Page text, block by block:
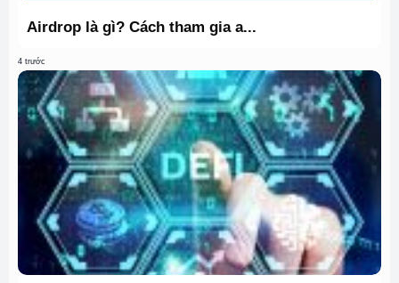
Airdrop là gì? Cách tham gia a...
4 trước